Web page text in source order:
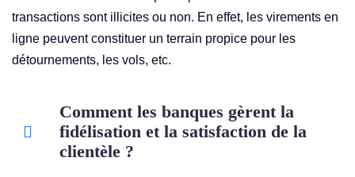
transactions sont illicites ou non. En effet, les virements en
ligne peuvent constituer un terrain propice pour les
détournements, les vols, etc.
Comment les banques gèrent la
fidélisation et la satisfaction de la
clientèle ?